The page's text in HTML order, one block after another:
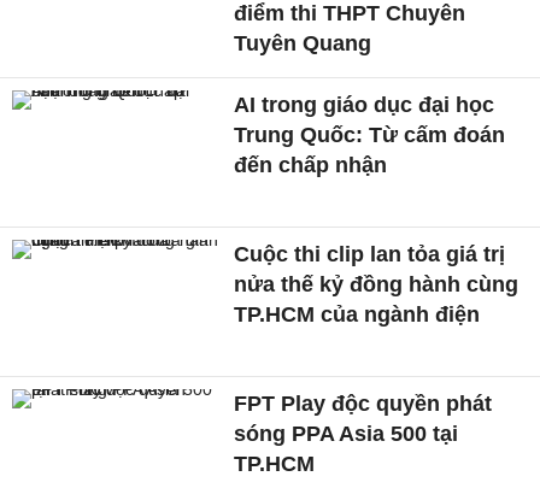
điểm thi THPT Chuyên
Tuyên Quang
AI trong giáo dục đại học
Trung Quốc: Từ cấm đoán
đến chấp nhận
Cuộc thi clip lan tỏa giá trị
nửa thế kỷ đồng hành cùng
TP.HCM của ngành điện
FPT Play độc quyền phát
sóng PPA Asia 500 tại
TP.HCM